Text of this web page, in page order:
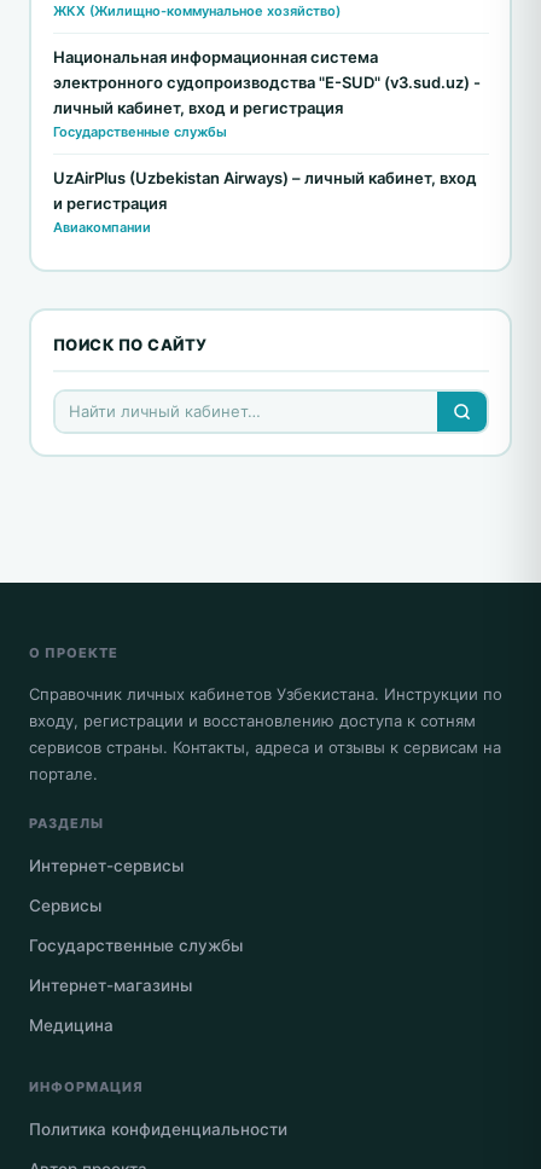
ЖКХ (Жилищно-коммунальное хозяйство)
Национальная информационная система
электронного судопроизводства "E-SUD" (v3.sud.uz) -
личный кабинет, вход и регистрация
Государственные службы
UzAirPlus (Uzbekistan Airways) – личный кабинет, вход
и регистрация
Авиакомпании
ПОИСК ПО САЙТУ
О ПРОЕКТЕ
Справочник личных кабинетов Узбекистана. Инструкции по
входу, регистрации и восстановлению доступа к сотням
сервисов страны. Контакты, адреса и отзывы к сервисам на
портале.
РАЗДЕЛЫ
Интернет-сервисы
Сервисы
Государственные службы
Интернет-магазины
Медицина
ИНФОРМАЦИЯ
Политика конфиденциальности